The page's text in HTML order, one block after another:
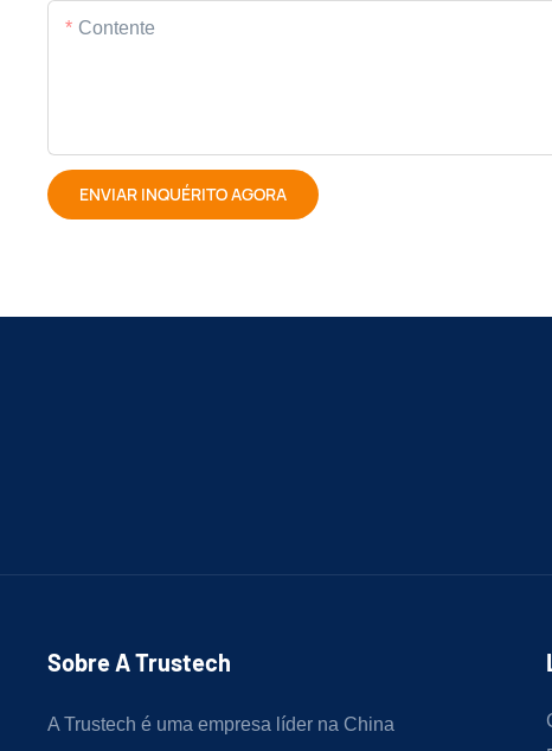
Contente
ENVIAR INQUÉRITO AGORA
Sobre A Trustech
A Trustech é uma empresa líder na China